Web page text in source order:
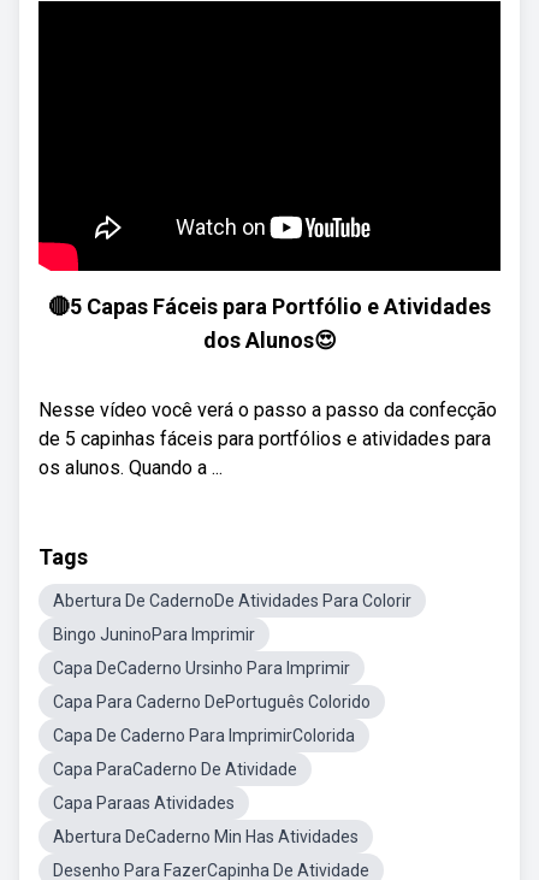
🔴5 Capas Fáceis para Portfólio e Atividades
dos Alunos😍
Nesse vídeo você verá o passo a passo da confecção
de 5 capinhas fáceis para portfólios e atividades para
os alunos. Quando a ...
Tags
Abertura De CadernoDe Atividades Para Colorir
Bingo JuninoPara Imprimir
Capa DeCaderno Ursinho Para Imprimir
Capa Para Caderno DePortuguês Colorido
Capa De Caderno Para ImprimirColorida
Capa ParaCaderno De Atividade
Capa Paraas Atividades
Abertura DeCaderno Min Has Atividades
Desenho Para FazerCapinha De Atividade